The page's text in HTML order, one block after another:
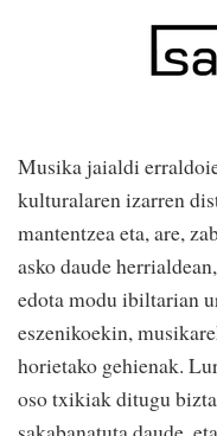
Musika jaialdi
kulturalaren izarren
mantentzea eta, are,
asko daude
edota modu ibiltarian
eszenikoekin,
horietako gehienak.
oso txikiak ditugu